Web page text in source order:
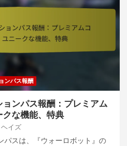
ンパス報酬
ンパス報酬：プレミアム
クな機能、特典
イズ
パスは、『ウォーロボット』の